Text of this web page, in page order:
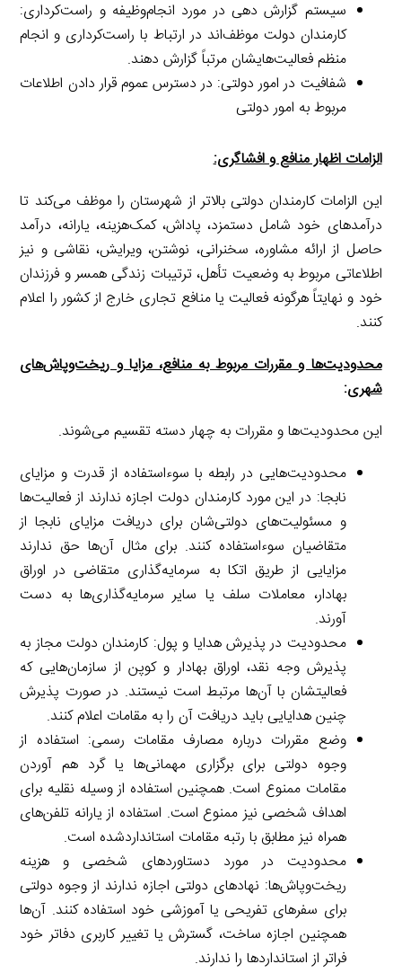
سیستم گزارش دهی در مورد انجام‌وظیفه و راست‌کرداری:
کارمندان دولت موظف‌اند در ارتباط با راست‌کرداری و انجام
منظم فعالیت‌هایشان مرتباً گزارش دهند.
شفافیت در امور دولتی: در دسترس عموم قرار دادن اطلاعات
مربوط به امور دولتی
الزامات اظهار منافع و افشاگری:
این الزامات کارمندان دولتی بالاتر از شهرستان را موظف می‌کند تا
درآمدهای خود شامل دستمزد، پاداش، کمک‌هزینه، یارانه، درآمد
حاصل از ارائه مشاوره، سخنرانی، نوشتن، ویرایش، نقاشی و نیز
اطلاعاتی مربوط به وضعیت تأهل، ترتیبات زندگی همسر و فرزندان
خود و نهایتاً هرگونه فعالیت یا منافع تجاری خارج از کشور را اعلام
کنند.
محدودیت‌ها و مقررات مربوط به منافع، مزایا و ریخت‌وپاش‌های
شهری:
این محدودیت‌ها و مقررات به چهار دسته تقسیم می‌شوند.
محدودیت‌هایی در رابطه با سوءاستفاده از قدرت و مزایای
نابجا: در این مورد کارمندان دولت اجازه ندارند از فعالیت‌ها
و مسئولیت‌های دولتی‌شان برای دریافت مزایای نابجا از
متقاضیان سوءاستفاده کنند. برای مثال آن‌ها حق ندارند
مزایایی از طریق اتکا به سرمایه‌گذاری متقاضی در اوراق
بهادار، معاملات سلف یا سایر سرمایه‌گذاری‌ها به دست
آورند.
محدودیت در پذیرش هدایا و پول: کارمندان دولت مجاز به
پذیرش وجه نقد، اوراق بهادار و کوپن از سازمان‌هایی که
فعالیتشان با آن‌ها مرتبط است نیستند. در صورت پذیرش
چنین هدایایی باید دریافت آن را به مقامات اعلام کنند.
وضع مقررات درباره مصارف مقامات رسمی: استفاده از
وجوه دولتی برای برگزاری مهمانی‌ها یا گرد هم آوردن
مقامات ممنوع است. همچنین استفاده از وسیله نقلیه برای
اهداف شخصی نیز ممنوع است. استفاده از یارانه تلفن‌های
همراه نیز مطابق با رتبه مقامات استانداردشده است.
محدودیت در مورد دستاوردهای شخصی و هزینه
ریخت‌وپاش‌ها: نهادهای دولتی اجازه ندارند از وجوه دولتی
برای سفرهای تفریحی یا آموزشی خود استفاده کنند. آن‌ها
همچنین اجازه ساخت، گسترش یا تغییر کاربری دفاتر خود
فراتر از استانداردها را ندارند.